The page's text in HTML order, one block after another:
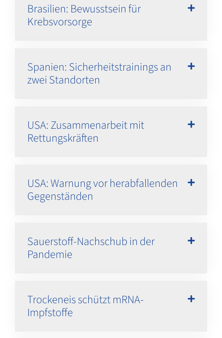
Brasilien: Bewusstsein für
Krebsvorsorge
Spanien: Sicherheitstrainings an
zwei Standorten
USA: Zusammenarbeit mit
Rettungskräften
USA: Warnung vor herabfallenden
Gegenständen
Sauerstoff-Nachschub in der
Pandemie
Trockeneis schützt mRNA-
Impfstoffe